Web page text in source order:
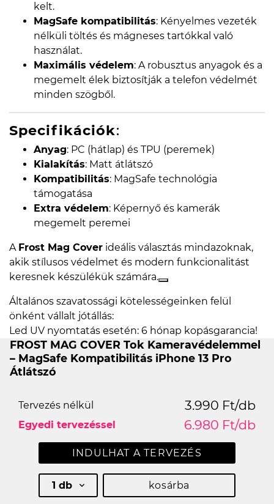
kelt.
MagSafe kompatibilitás: Kényelmes vezeték
nélküli töltés és mágneses tartókkal való
használat.
Maximális védelem: A robusztus anyagok és a
megemelt élek biztosítják a telefon védelmét
minden szögből.
Specifikációk:
Anyag: PC (hátlap) és TPU (peremek)
Kialakítás: Matt átlátszó
Kompatibilitás: MagSafe technológia
támogatása
Extra védelem: Képernyő és kamerák
megemelt peremei
A Frost Mag Cover ideális választás mindazoknak,
akik stílusos védelmet és modern funkcionalitást
keresnek készülékük számára.
Általános szavatossági kötelességeinken felül
önként vállalt jótállás:
Led UV nyomtatás esetén: 6 hónap kopásgarancia!
FROST MAG COVER Tok Kameravédelemmel
– MagSafe Kompatibilitás iPhone 13 Pro
Átlátszó
Tervezés nélkül 3.990 Ft/db
Egyedi tervezéssel 6.980 Ft/db
INDULHAT A TERVEZÉS
1 db kosárba